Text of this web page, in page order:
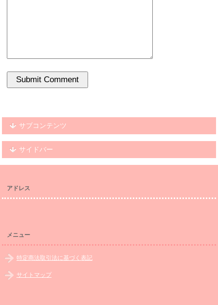
サブコンテンツ
サイドバー
アドレス
メニュー
特定商法取引法に基づく表記
サイトマップ